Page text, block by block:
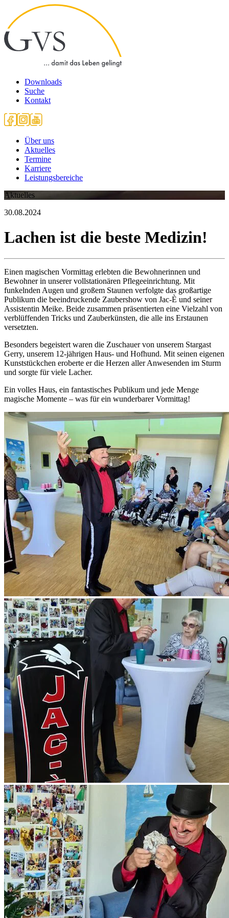
Downloads
Suche
Kontakt
Über uns
Aktuelles
Termine
Karriere
Leistungsbereiche
Aktuelles
30.08.2024
Lachen ist die beste Medizin!
Einen magischen Vormittag erlebten die Bewohnerinnen und
Bewohner in unserer vollstationären Pflegeeinrichtung. Mit
funkelnden Augen und großem Staunen verfolgte das großartige
Publikum die beeindruckende Zaubershow von Jac-È und seiner
Assistentin Meike. Beide zusammen präsentierten eine Vielzahl von
verblüffenden Tricks und Zauberkünsten, die alle ins Erstaunen
versetzten.
Besonders begeistert waren die Zuschauer von unserem Stargast
Gerry, unserem 12-jährigen Haus- und Hofhund. Mit seinen eigenen
Kunststückchen eroberte er die Herzen aller Anwesenden im Sturm
und sorgte für viele Lacher.
Ein volles Haus, ein fantastisches Publikum und jede Menge
magische Momente – was für ein wunderbarer Vormittag!